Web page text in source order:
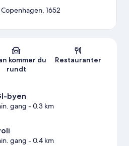
Kort
1652
kommer du
rundt
Restauranter
byen
gang - 0.3 km
gang - 0.4 km